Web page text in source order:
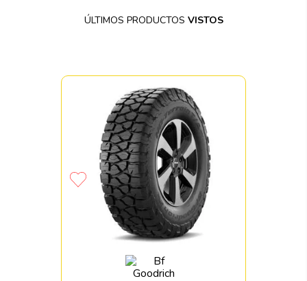
ÚLTIMOS PRODUCTOS VISTOS